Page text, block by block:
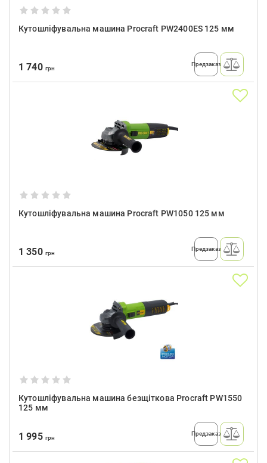
Кутошліфувальна машина Procraft PW2400ES 125 мм
1 740 грн
Предзаказ
Кутошліфувальна машина Procraft PW1050 125 мм
1 350 грн
Предзаказ
Кутошліфувальна машина безщіткова Procraft PW1550
125 мм
1 995 грн
Предзаказ